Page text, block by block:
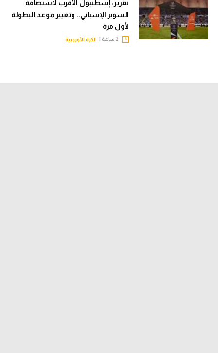
تقرير: إسطنبول الأقرب لاستضافة
السوبر الإسباني.. وتغيير موعد البطولة
لأول مرة
الكرة الأوروبية